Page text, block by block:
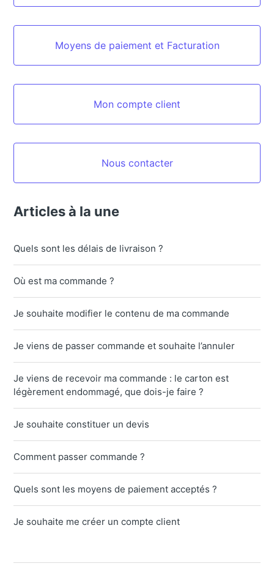
Moyens de paiement et Facturation
Mon compte client
Nous contacter
Articles à la une
Quels sont les délais de livraison ?
Où est ma commande ?
Je souhaite modifier le contenu de ma commande
Je viens de passer commande et souhaite l’annuler
Je viens de recevoir ma commande : le carton est
légèrement endommagé, que dois-je faire ?
Je souhaite constituer un devis
Comment passer commande ?
Quels sont les moyens de paiement acceptés ?
Je souhaite me créer un compte client